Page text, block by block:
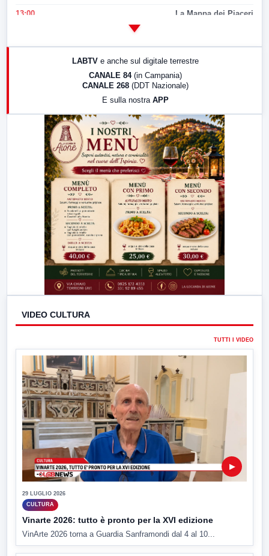
13:00 La Mappa dei Piaceri
17:00 LabNews (replica)
LabNews (replica)
LABTV e anche sul digitale terrestre
CANALE 84 (in Campania)
CANALE 268 (DDT Nazionale)
E sulla nostra APP
VIDEO CULTURA
TUTTI I VIDEO
▶
29 LUGLIO 2026
CULTURA
Vinarte 2026: tutto è pronto per la XVI edizione
VinArte 2026 torna a Guardia Sanframondi dal 4 al 10...